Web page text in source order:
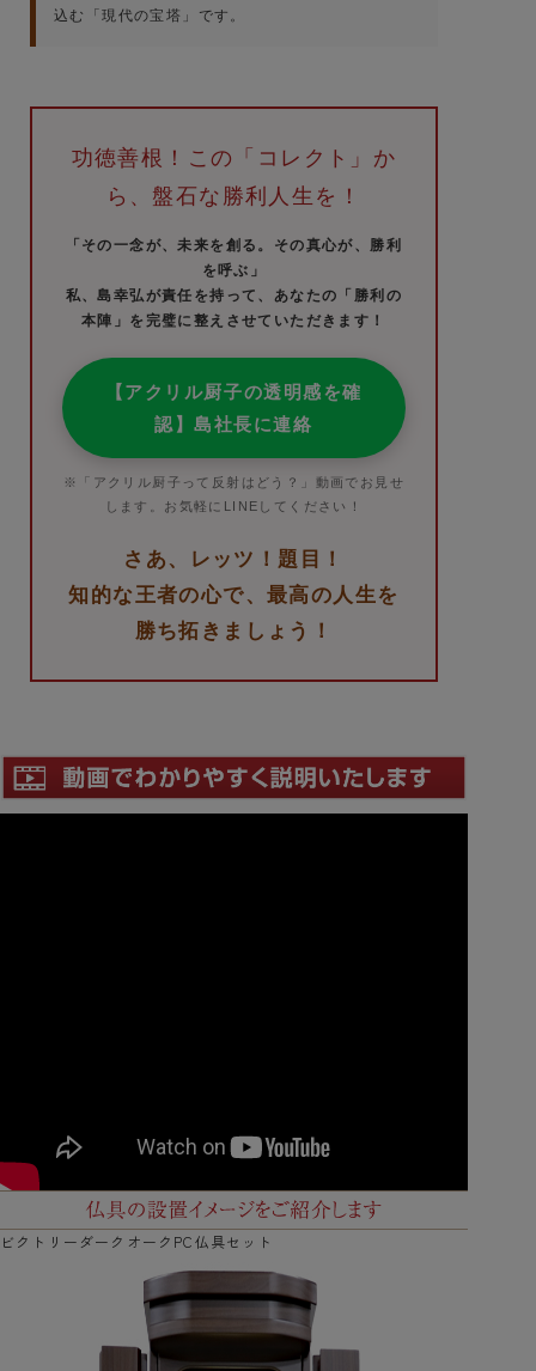
込む「現代の宝塔」です。
功徳善根！この「コレクト」か
ら、盤石な勝利人生を！
「その一念が、未来を創る。その真心が、勝利
を呼ぶ」
私、島幸弘が責任を持って、あなたの「勝利の
本陣」を完璧に整えさせていただきます！
【アクリル厨子の透明感を確
認】島社長に連絡
※「アクリル厨子って反射はどう？」動画でお見せ
します。お気軽にLINEしてください！
さあ、レッツ！題目！
知的な王者の心で、最高の人生を
勝ち拓きましょう！
ビクトリーダークオークPC仏具セット